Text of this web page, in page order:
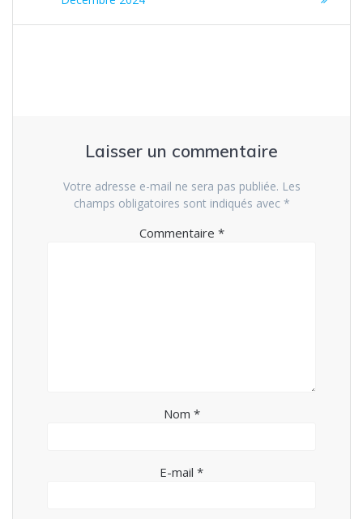
Laisser un commentaire
Votre adresse e-mail ne sera pas publiée. Les
champs obligatoires sont indiqués avec *
Commentaire *
Nom *
E-mail *